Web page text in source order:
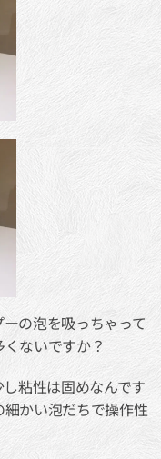
の泡を吸っちゃって
ないですか？
粘性は固めなんです
かい泡だちで操作性